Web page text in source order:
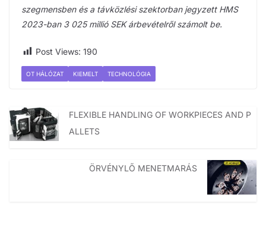
szegmensben és a távközlési szektorban jegyzett HMS
2023-ban 3 025 millió SEK árbevételről számolt be.
Post Views: 190
OT HÁLÓZAT KIEMELT TECHNOLÓGIA
FLEXIBLE HANDLING OF WORKPIECES AND P
ALLETS
ÖRVÉNYLŐ MENETMARÁS